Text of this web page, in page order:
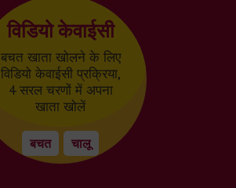
विडियो केवाईसी
बचत खाता खोलने के लिए
विडियो केवाईसी प्रक्रिया,
4 सरल चरणों में अपना
खाता खोलें
बचत चालू